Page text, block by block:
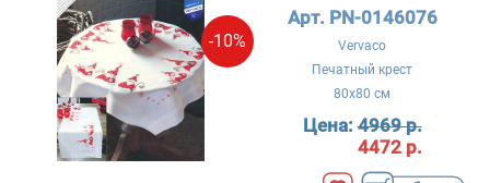
-10%
Арт. PN-0146076
Vervaco
Печатный крест
80x80 см
Цена:4969 р.
4472 р.